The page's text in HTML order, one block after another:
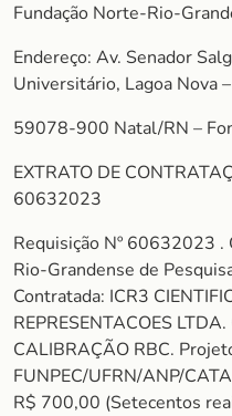
Fundação Norte-Rio-
Endereço: Av. Senador
Universitário, Lagoa Nova
59078-900 Natal/RN –
EXTRATO DE
60632023
Requisição Nº 60632023
Rio-Grandense de
Contratada: ICR3
REPRESENTACOES
CALIBRAÇÃO RBC.
FUNPEC/UFRN/ANP/
R$ 700,00 (Setecentos